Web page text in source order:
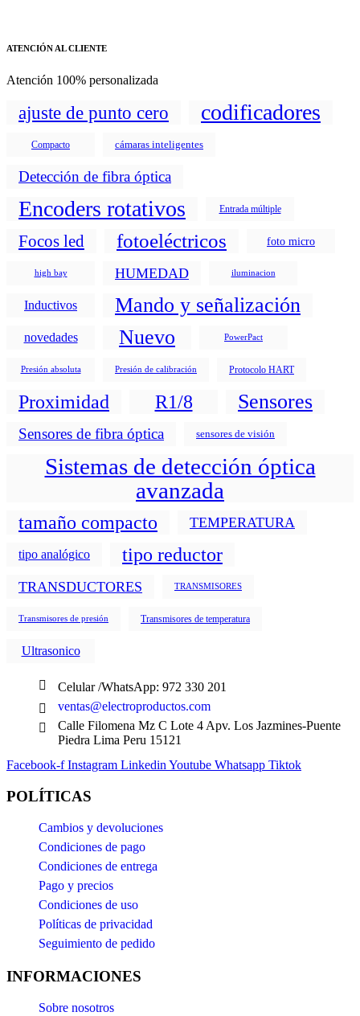
ATENCIÓN AL CLIENTE
Atención 100% personalizada
ajuste de punto cero codificadores
Compacto cámaras inteligentes
Detección de fibra óptica
Encoders rotativos Entrada múltiple
Focos led fotoeléctricos foto micro
high bay HUMEDAD iluminacion
Inductivos Mando y señalización
novedades Nuevo PowerPact
Presión absoluta Presión de calibración Protocolo HART
Proximidad R1/8 Sensores
Sensores de fibra óptica sensores de visión
Sistemas de detección óptica
avanzada
tamaño compacto TEMPERATURA
tipo analógico tipo reductor
TRANSDUCTORES TRANSMISORES
Transmisores de presión Transmisores de temperatura
Ultrasonico
Celular /WhatsApp: 972 330 201
ventas@electroproductos.com
Calle Filomena Mz C Lote 4 Apv. Los Jazmines-Puente
Piedra Lima Peru 15121
Facebook-f Instagram Linkedin Youtube Whatsapp Tiktok
POLÍTICAS
Cambios y devoluciones
Condiciones de pago
Condiciones de entrega
Pago y precios
Condiciones de uso
Políticas de privacidad
Seguimiento de pedido
INFORMACIONES
Sobre nosotros